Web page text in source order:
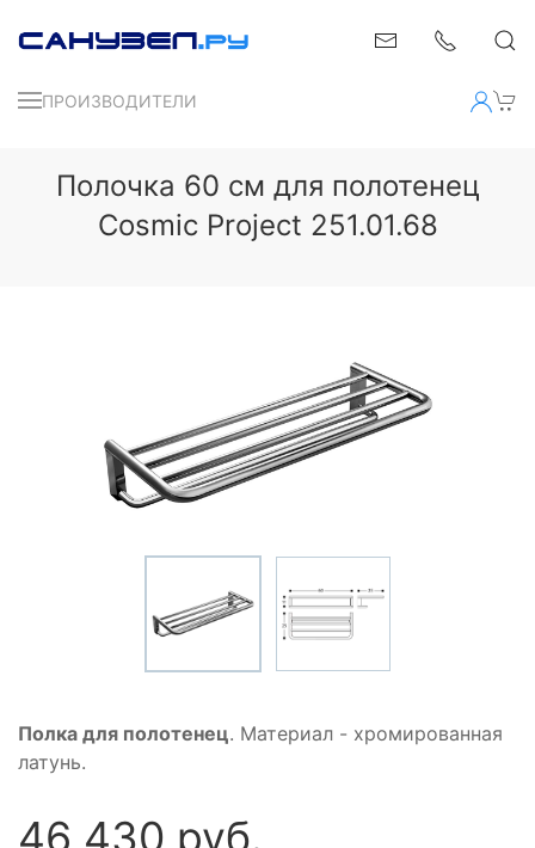
ПРОИЗВОДИТЕЛИ
Полочка 60 см для полотенец
Cosmic Project 251.01.68
Полка для полотенец. Материал - хромированная
латунь.